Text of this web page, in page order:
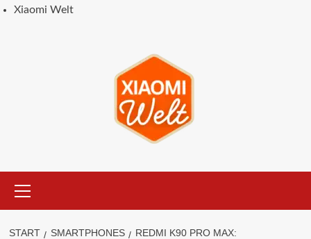
Xiaomi Welt
Menü
START SMARTPHONES
REDMI K90 PRO MAX: